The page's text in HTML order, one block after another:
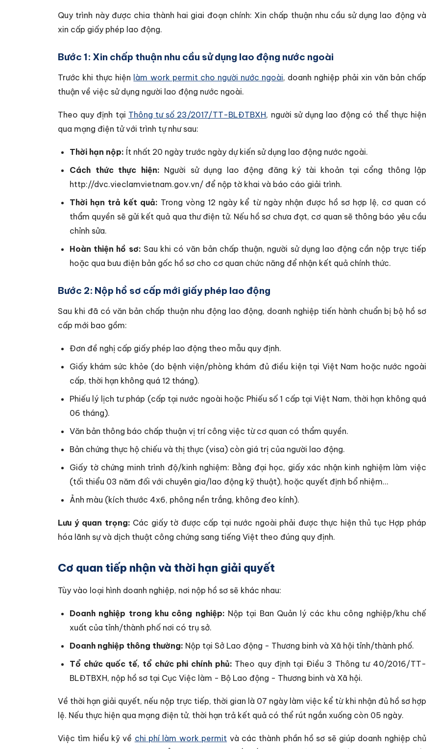
Quy trình này được chia thành hai giai đoạn chính: Xin chấp thuận nhu cầu sử dụng lao động và
xin cấp giấy phép lao động.
Bước 1: Xin chấp thuận nhu cầu sử dụng lao động nước ngoài
Trước khi thực hiện làm work permit cho người nước ngoài, doanh nghiệp phải xin văn bản chấp
thuận về việc sử dụng người lao động nước ngoài.
Theo quy định tại Thông tư số 23/2017/TT-BLĐTBXH, người sử dụng lao động có thể thực hiện
qua mạng điện tử với trình tự như sau:
Thời hạn nộp: Ít nhất 20 ngày trước ngày dự kiến sử dụng lao động nước ngoài.
Cách thức thực hiện: Người sử dụng lao động đăng ký tài khoản tại cổng thông lập
http://dvc.vieclamvietnam.gov.vn/ để nộp tờ khai và báo cáo giải trình.
Thời hạn trả kết quả: Trong vòng 12 ngày kể từ ngày nhận được hồ sơ hợp lệ, cơ quan có
thẩm quyền sẽ gửi kết quả qua thư điện tử. Nếu hồ sơ chưa đạt, cơ quan sẽ thông báo yêu cầu
chỉnh sửa.
Hoàn thiện hồ sơ: Sau khi có văn bản chấp thuận, người sử dụng lao động cần nộp trực tiếp
hoặc qua bưu điện bản gốc hồ sơ cho cơ quan chức năng để nhận kết quả chính thức.
Bước 2: Nộp hồ sơ cấp mới giấy phép lao động
Sau khi đã có văn bản chấp thuận nhu động lao động, doanh nghiệp tiến hành chuẩn bị bộ hồ sơ
cấp mới bao gồm:
Đơn đề nghị cấp giấy phép lao động theo mẫu quy định.
Giấy khám sức khỏe (do bệnh viện/phòng khám đủ điều kiện tại Việt Nam hoặc nước ngoài
cấp, thời hạn không quá 12 tháng).
Phiếu lý lịch tư pháp (cấp tại nước ngoài hoặc Phiếu số 1 cấp tại Việt Nam, thời hạn không quá
06 tháng).
Văn bản thông báo chấp thuận vị trí công việc từ cơ quan có thẩm quyền.
Bản chứng thực hộ chiếu và thị thực (visa) còn giá trị của người lao động.
Giấy tờ chứng minh trình độ/kinh nghiệm: Bằng đại học, giấy xác nhận kinh nghiệm làm việc
(tối thiểu 03 năm đối với chuyên gia/lao động kỹ thuật), hoặc quyết định bổ nhiệm...
Ảnh màu (kích thước 4x6, phông nền trắng, không đeo kính).
Lưu ý quan trọng: Các giấy tờ được cấp tại nước ngoài phải được thực hiện thủ tục Hợp pháp
hóa lãnh sự và dịch thuật công chứng sang tiếng Việt theo đúng quy định.
Cơ quan tiếp nhận và thời hạn giải quyết
Tùy vào loại hình doanh nghiệp, nơi nộp hồ sơ sẽ khác nhau:
Doanh nghiệp trong khu công nghiệp: Nộp tại Ban Quản lý các khu công nghiệp/khu chế
xuất của tỉnh/thành phố nơi có trụ sở.
Doanh nghiệp thông thường: Nộp tại Sở Lao động - Thương binh và Xã hội tỉnh/thành phố.
Tổ chức quốc tế, tổ chức phi chính phủ: Theo quy định tại Điều 3 Thông tư 40/2016/TT-
BLĐTBXH, nộp hồ sơ tại Cục Việc làm - Bộ Lao động - Thương binh và Xã hội.
Về thời hạn giải quyết, nếu nộp trực tiếp, thời gian là 07 ngày làm việc kể từ khi nhận đủ hồ sơ hợp
lệ. Nếu thực hiện qua mạng điện tử, thời hạn trả kết quả có thể rút ngắn xuống còn 05 ngày.
Việc tìm hiểu kỹ về chi phí làm work permit và các thành phần hồ sơ sẽ giúp doanh nghiệp chủ